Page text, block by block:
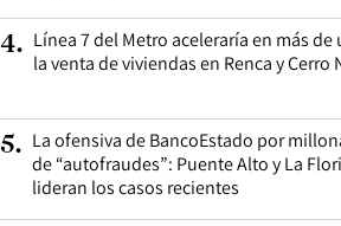
4. Línea 7 del Metro aceleraría en más de
la venta de viviendas en Renca y Cerro
5. La ofensiva de BancoEstado por
de “autofraudes”: Puente Alto y La
lideran los casos recientes